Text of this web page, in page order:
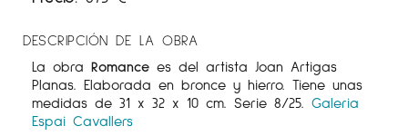
DESCRIPCIÓN DE LA OBRA
La obra Romance es del artista Joan Artigas
Planas. Elaborada en bronce y hierro. Tiene unas
medidas de 31 x 32 x 10 cm. Serie 8/25. Galeria
Espai Cavallers